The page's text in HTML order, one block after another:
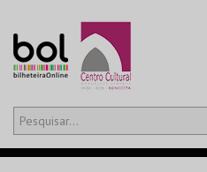
Olá,iniciar sessão